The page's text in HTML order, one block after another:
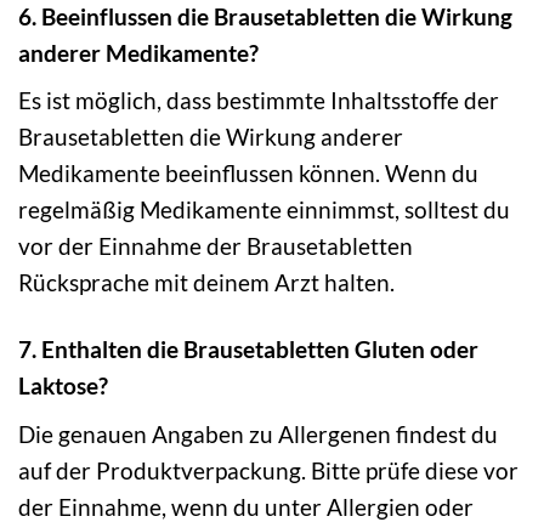
6. Beeinflussen die Brausetabletten die Wirkung
anderer Medikamente?
Es ist möglich, dass bestimmte Inhaltsstoffe der
Brausetabletten die Wirkung anderer
Medikamente beeinflussen können. Wenn du
regelmäßig Medikamente einnimmst, solltest du
vor der Einnahme der Brausetabletten
Rücksprache mit deinem Arzt halten.
7. Enthalten die Brausetabletten Gluten oder
Laktose?
Die genauen Angaben zu Allergenen findest du
auf der Produktverpackung. Bitte prüfe diese vor
der Einnahme, wenn du unter Allergien oder